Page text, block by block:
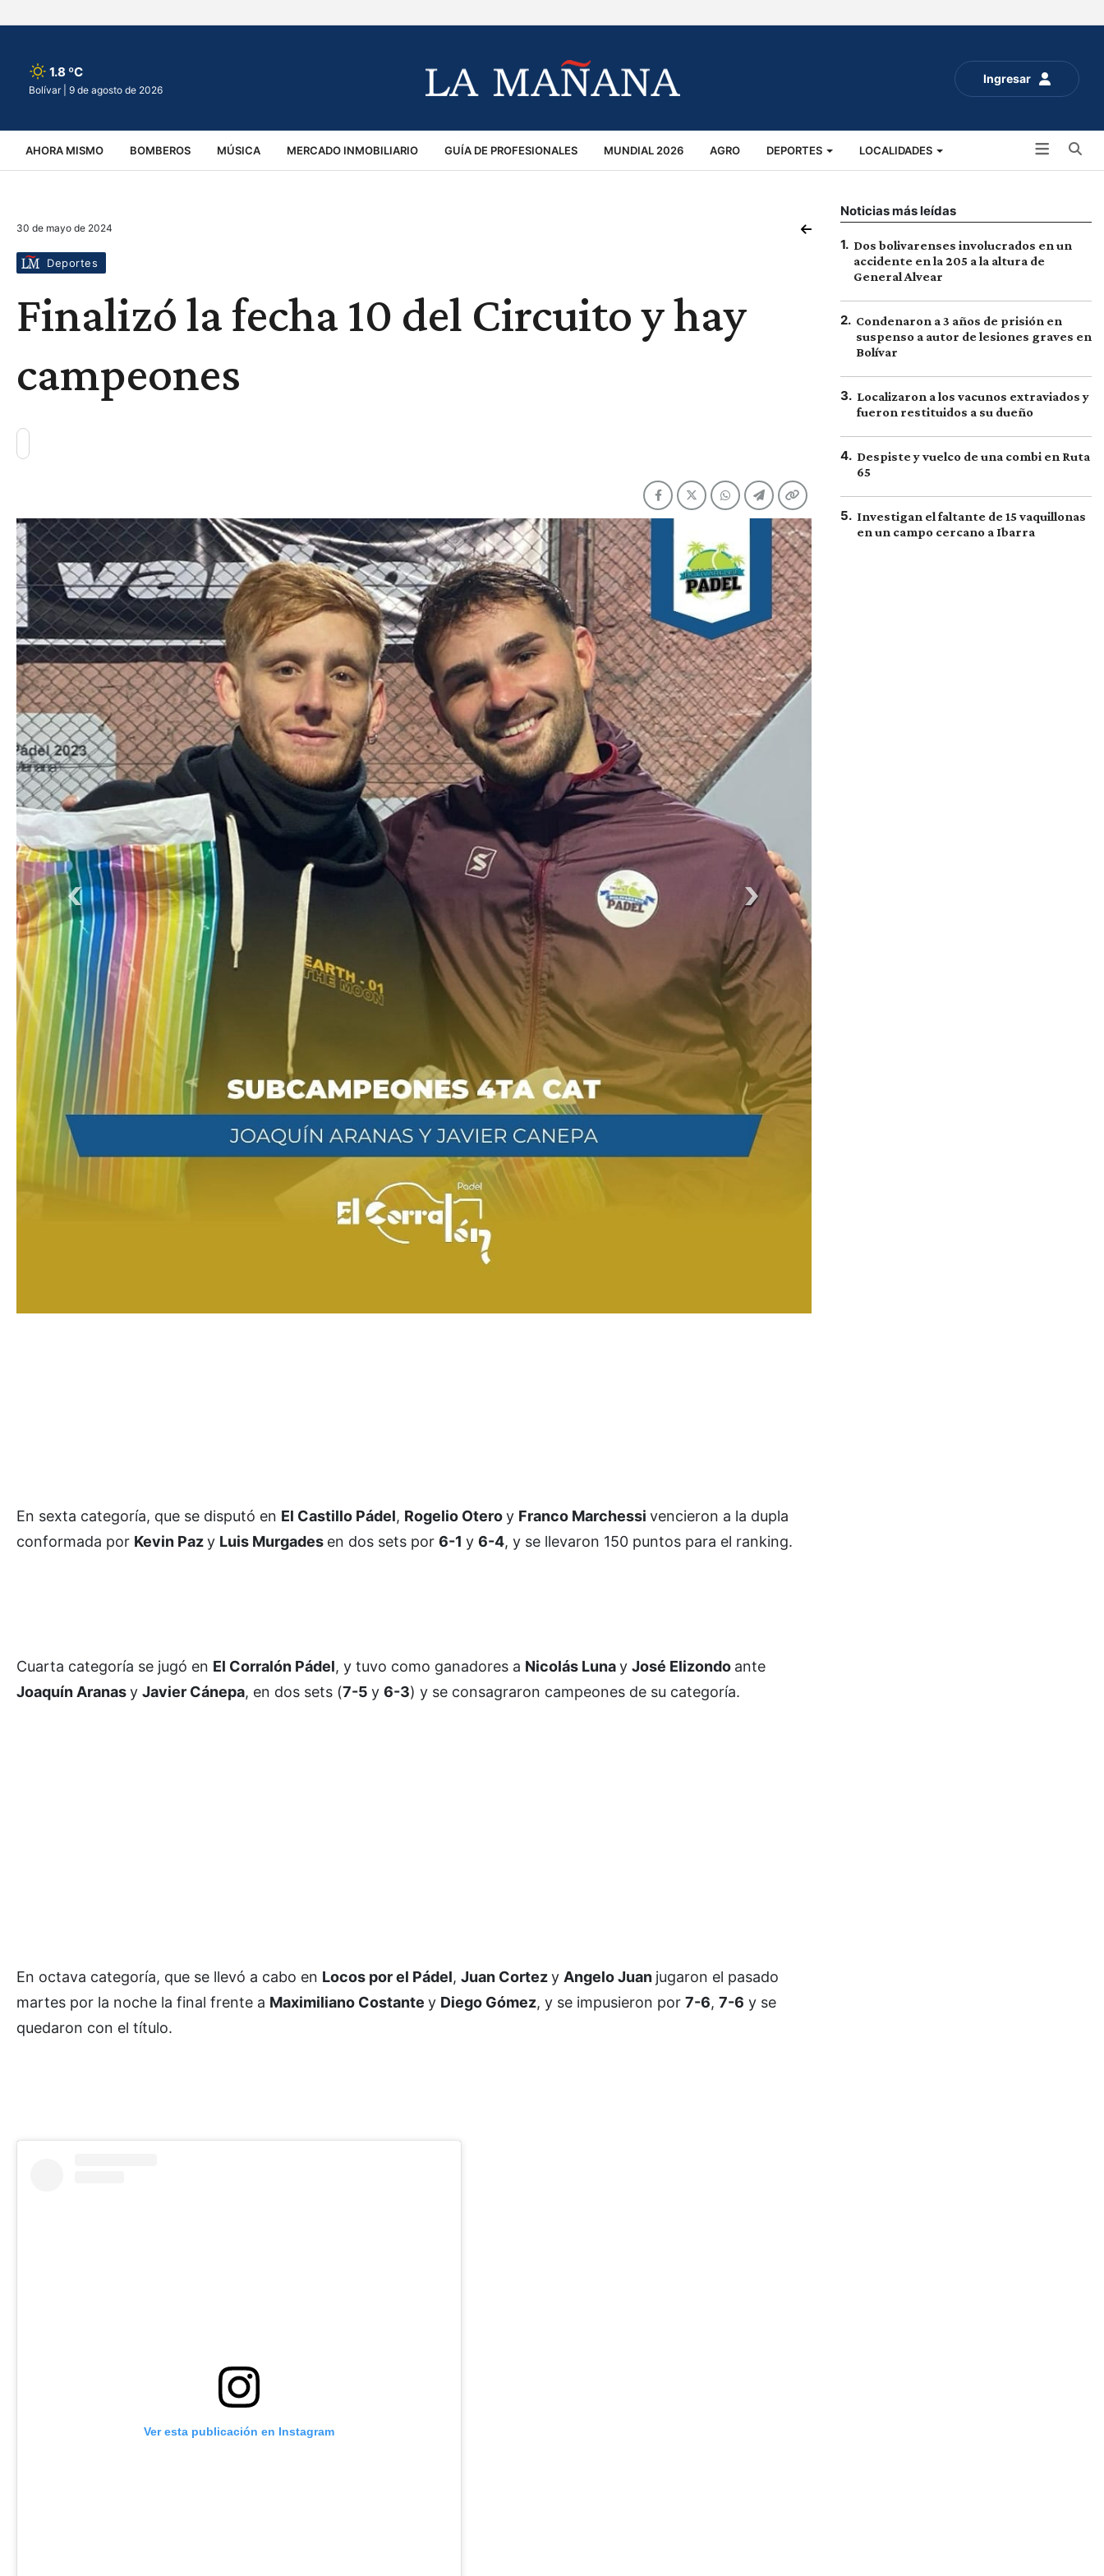
Ingresar
1.8 ºC
Bolívar | 9 de agosto de 2026
AHORA MISMO BOMBEROS MÚSICA MERCADO INMOBILIARIO GUÍA DE PROFESIONALES MUNDIAL 2026 AGRO DEPORTES LOCALIDADES
VIRALES ACCIDENTES
30 de mayo de 2024
Deportes
Finalizó la fecha 10 del Circuito y hay
campeones
En sexta categoría, que se disputó en El Castillo Pádel, Rogelio Oteroy Franco Marchessi vencieron a la dupla
conformada por Kevin Pazy Luis Murgades en dos sets por 6-1 y 6-4, y se llevaron 150 puntos para el ranking.
Cuarta categoría se jugó en El Corralón Pádel, y tuvo como ganadores a Nicolás Lunay José Elizondo ante
Joaquín Aranasy Javier Cánepa, en dos sets (7-5 y 6-3) y se consagraron campeones de su categoría.
En octava categoría, que se llevó a cabo en Locos por el Pádel, Juan Cortezy Angelo Juan jugaron el pasado
martes por la noche la final frente a Maximiliano Costante y Diego Gómez, y se impusieron por 7-6, 7-6 y se
quedaron con el título.
Ver esta publicación en Instagram
Noticias más leídas
1. Dos bolivarenses involucrados en un
accidente en la 205 a la altura de
General Alvear
2. Condenaron a 3 años de prisión en
suspenso a autor de lesiones graves en
Bolívar
3. Localizaron a los vacunos extraviados y
fueron restituidos a su dueño
4. Despiste y vuelco de una combi en Ruta
65
5. Investigan el faltante de 15 vaquillonas
en un campo cercano a Ibarra